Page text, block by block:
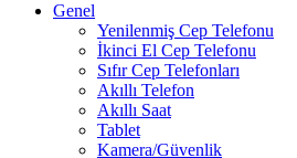
Genel
Yenilenmiş Cep Telefonu
İkinci El Cep Telefonu
Sıfır Cep Telefonları
Akıllı Telefon
Akıllı Saat
Tablet
Kamera/Güvenlik